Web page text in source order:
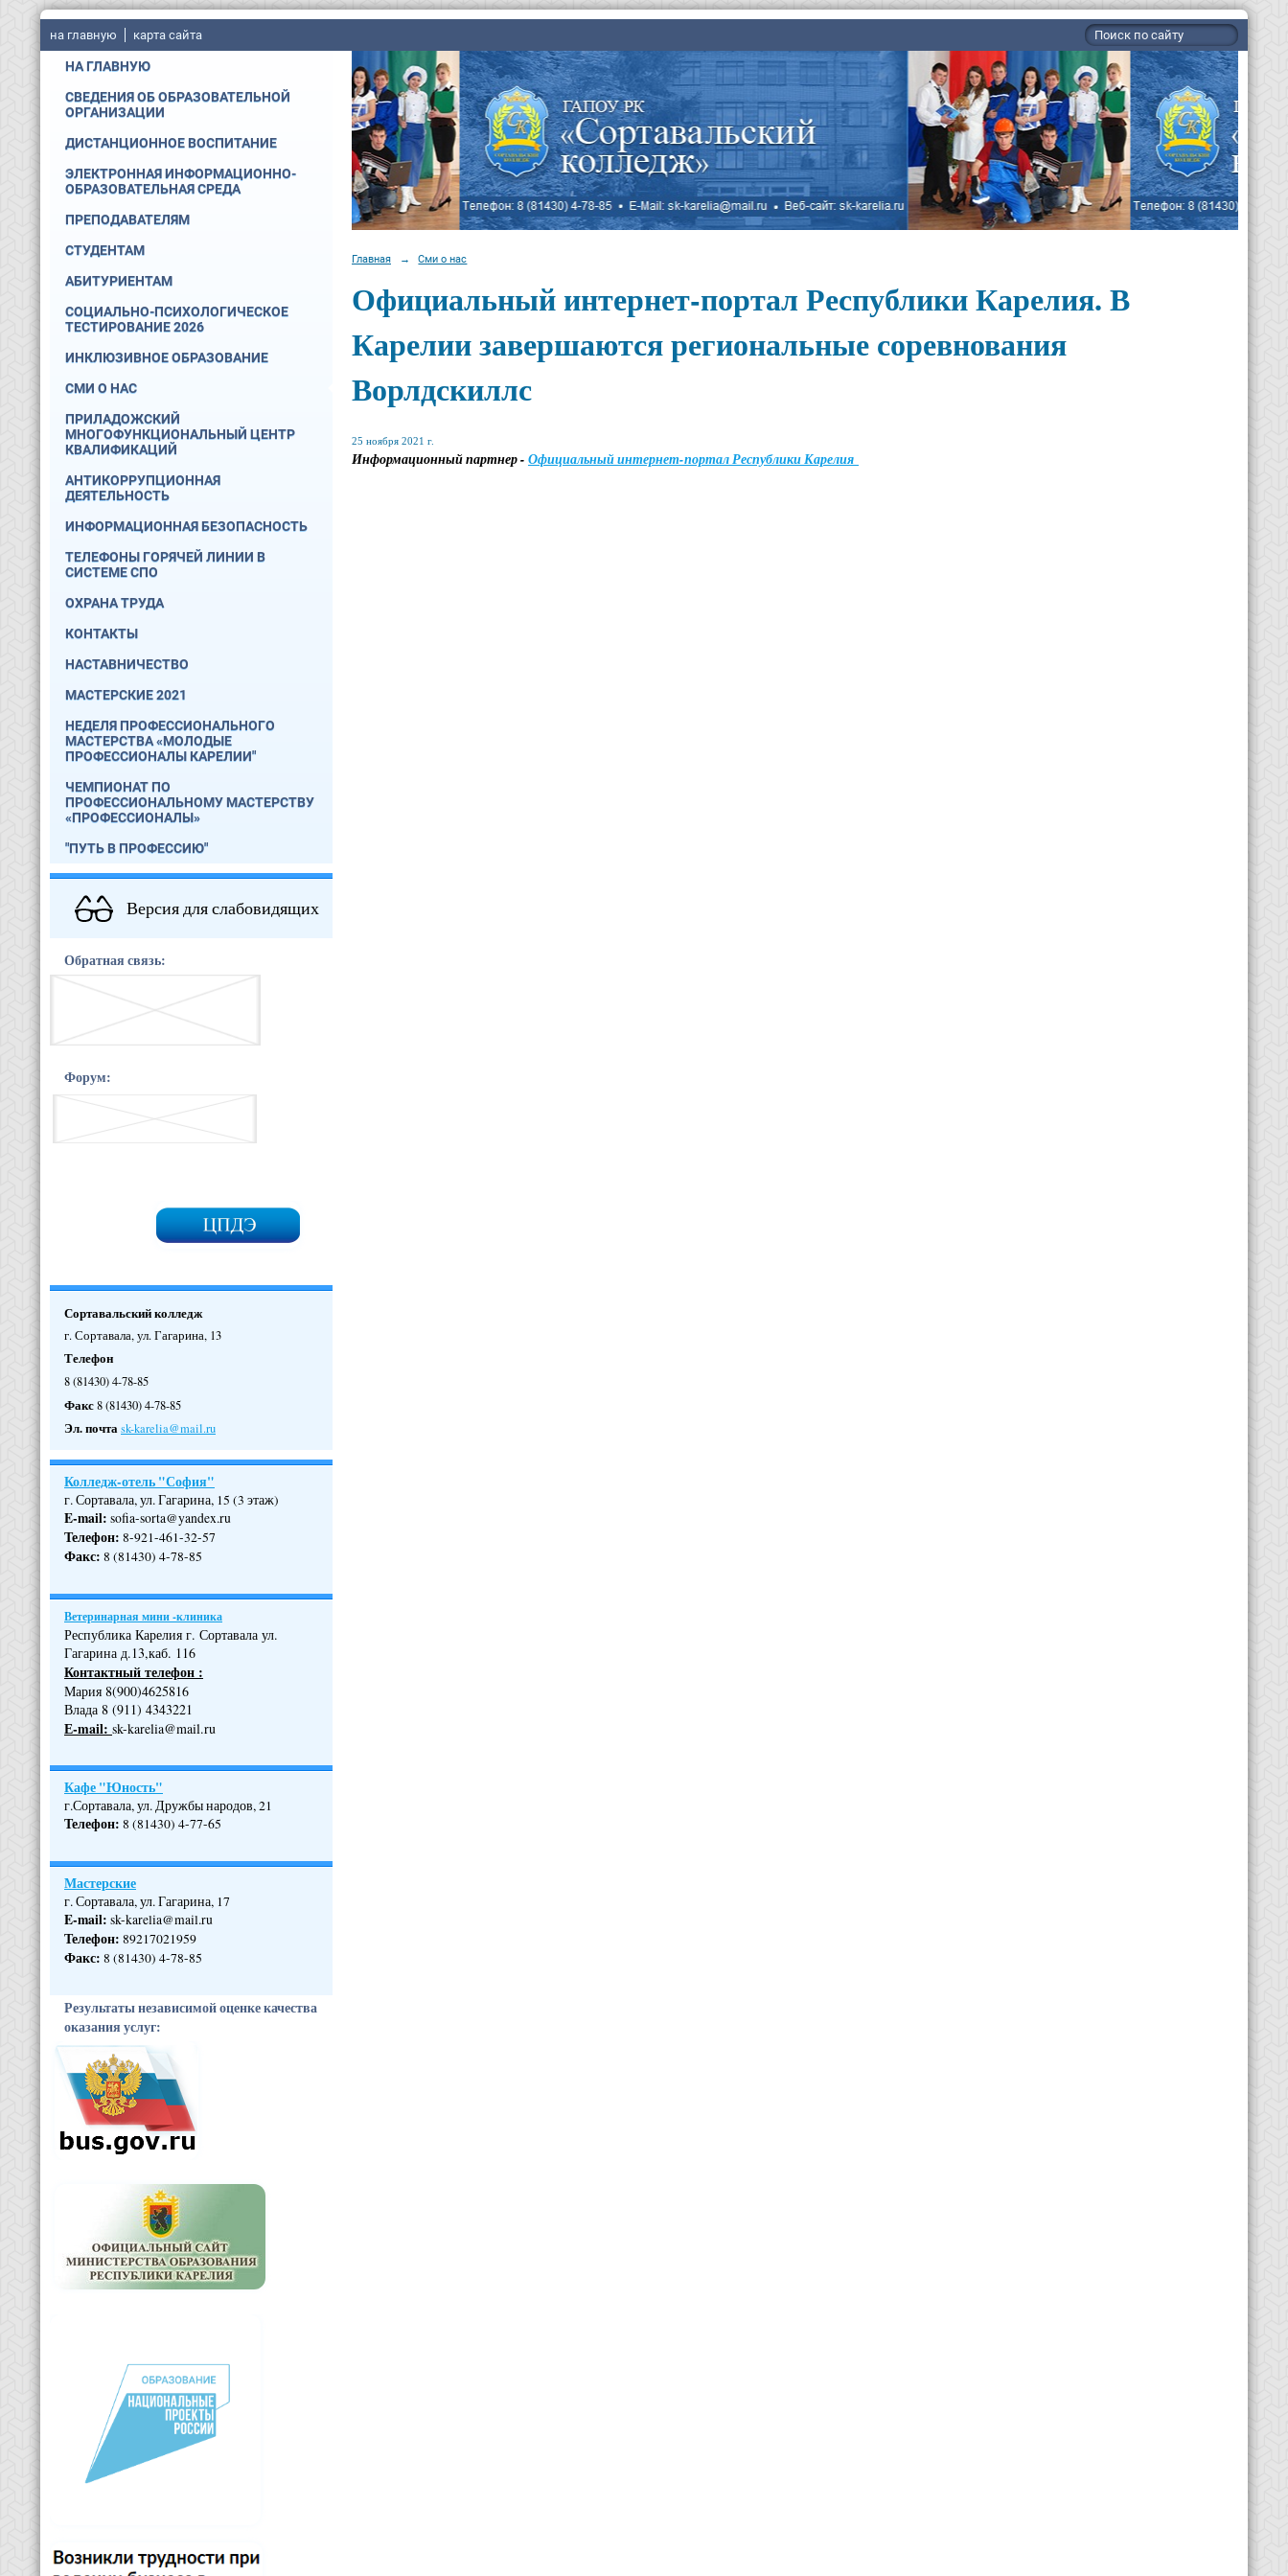
на главную карта сайта
НА ГЛАВНУЮ
СВЕДЕНИЯ ОБ ОБРАЗОВАТЕЛЬНОЙ
ОРГАНИЗАЦИИ
ДИСТАНЦИОННОЕ ВОСПИТАНИЕ
ЭЛЕКТРОННАЯ ИНФОРМАЦИОННО-
ОБРАЗОВАТЕЛЬНАЯ СРЕДА
ПРЕПОДАВАТЕЛЯМ
СТУДЕНТАМ
АБИТУРИЕНТАМ
СОЦИАЛЬНО-ПСИХОЛОГИЧЕСКОЕ
ТЕСТИРОВАНИЕ 2026
ИНКЛЮЗИВНОЕ ОБРАЗОВАНИЕ
СМИ О НАС
ПРИЛАДОЖСКИЙ
МНОГОФУНКЦИОНАЛЬНЫЙ ЦЕНТР
КВАЛИФИКАЦИЙ
АНТИКОРРУПЦИОННАЯ
ДЕЯТЕЛЬНОСТЬ
ИНФОРМАЦИОННАЯ БЕЗОПАСНОСТЬ
ТЕЛЕФОНЫ ГОРЯЧЕЙ ЛИНИИ В
СИСТЕМЕ СПО
ОХРАНА ТРУДА
КОНТАКТЫ
НАСТАВНИЧЕСТВО
МАСТЕРСКИЕ 2021
НЕДЕЛЯ ПРОФЕССИОНАЛЬНОГО
МАСТЕРСТВА «МОЛОДЫЕ
ПРОФЕССИОНАЛЫ КАРЕЛИИ"
ЧЕМПИОНАТ ПО
ПРОФЕССИОНАЛЬНОМУ МАСТЕРСТВУ
«ПРОФЕССИОНАЛЫ»
"ПУТЬ В ПРОФЕССИЮ"
Версия для слабовидящих
Обратная связь:
Форум:
Сортавальский колледж
г. Сортавала, ул. Гагарина, 13
Телефон
8 (81430) 4-78-85
Факс8 (81430) 4-78-85
Эл. почтаsk-karelia@mail.ru
Колледж-отель "София"
г. Сортавала, ул. Гагарина, 15 (3 этаж)
E-mail: sofia-sorta@yandex.ru
Телефон: 8-921-461-32-57
Факс: 8 (81430) 4-78-85
Ветеринарная мини -клиника
Республика Карелия г. Сортавала ул.
Гагарина д.13,каб. 116
Контактный телефон :
Мария 8(900)4625816
Влада 8 (911) 4343221
Е-mail: sk-karelia@mail.ru
Кафе "Юность"
г.Сортавала, ул. Дружбы народов, 21
Телефон: 8 (81430) 4-77-65
Мастерские
г. Сортавала, ул. Гагарина, 17
E-mail: sk-karelia@mail.ru
Телефон: 89217021959
Факс: 8 (81430) 4-78-85
Результаты независимой оценке качества
оказания услуг:
Главная → Сми о нас
Официальный интернет-портал Республики Карелия. В
Карелии завершаются региональные соревнования
Ворлдскиллс
25 ноября 2021 г.
Информационный партнер - Официальный интернет-портал Республики Карелия